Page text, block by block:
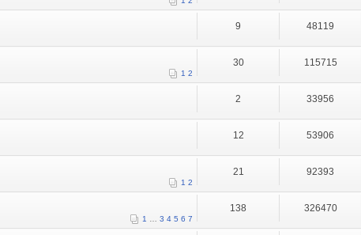
9 48119
1 2
30 115715
2 33956
12 53906
1 2
21 92393
1 3 4 5 6 7
138 326470